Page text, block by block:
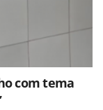
com tema